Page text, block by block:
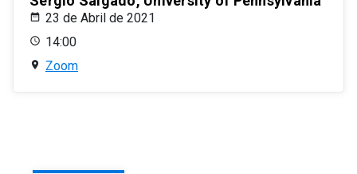
23 de Abril de 2021
14:00
Zoom